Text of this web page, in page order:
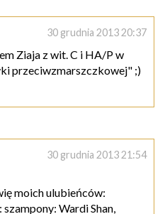
30 grudnia 2013 20:37
Ziaja z wit. C i HA/P w
przeciwzmarszczkowej" ;)
30 grudnia 2013 21:54
moich ulubieńców:
Wardi Shan,